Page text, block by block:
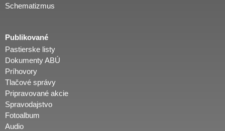
Schematizmus
Publikované
Pastierske listy
Dokumenty ABÚ
Príhovory
Tlačové správy
Pripravované akcie
Spravodajstvo
Fotoalbum
Audio